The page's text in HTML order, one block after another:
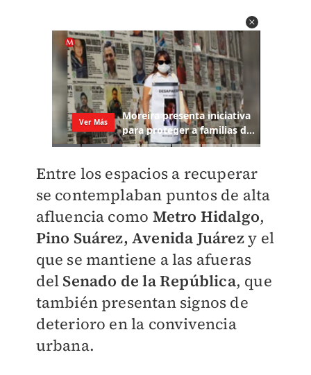
Entre los espacios a recuperar
se contemplaban puntos de alta
afluencia como Metro Hidalgo,
Pino Suárez, Avenida Juárezy el
que se mantiene a las afueras
del Senado de la República, que
también presentan signos de
deterioro en la convivencia
urbana.